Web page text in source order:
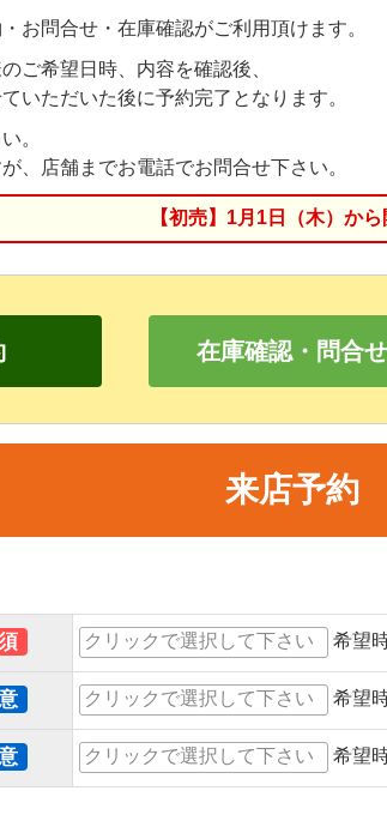
お問合せ・在庫確認がご利用頂けます。
ご希望日時、内容を確認後、
いただいた後に予約完了となります。
。
、店舗までお電話でお問合せ下さい。
【初売】1月1日（木）から
在庫確認・問合せ
来店予約
希望
希望
希望